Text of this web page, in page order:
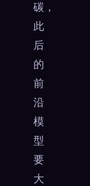
碳，
此
后
的
前
沿
模
型
要
大